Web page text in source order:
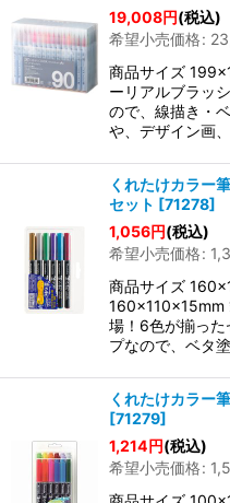
19,008円(税込)
希望小売価格:
商品サイズ
ーリアルブラッ
ので、線描き・
や、デザイン画
くれたけカラ
セット [71278]
1,056円(税込)
希望小売価格:
商品サイズ
160×110×15mm
場！6色が揃った
プなので、ベタ
くれたけカラ
[71279]
1,214円(税込)
希望小売価格: